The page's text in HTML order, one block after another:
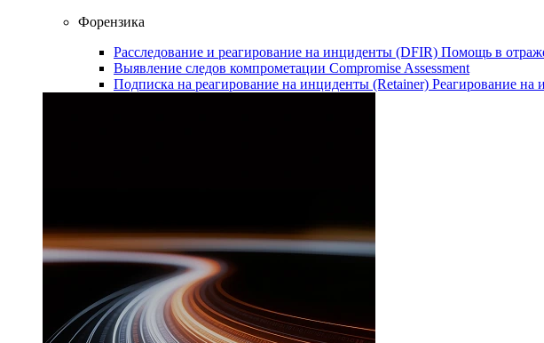
Форензика
Расследование и реагирование на инциденты (DFIR) Помощь в
Выявление следов компрометации Compromise Assessment
Подписка на реагирование на инциденты (Retainer) Реагирование на